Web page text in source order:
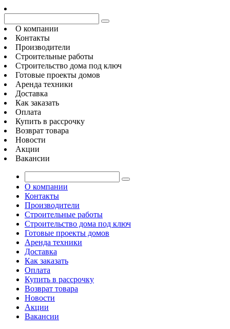
О компании
Контакты
Производители
Строительные работы
Строительство дома под ключ
Готовые проекты домов
Аренда техники
Доставка
Как заказать
Оплата
Купить в рассрочку
Возврат товара
Новости
Акции
Вакансии
О компании
Контакты
Производители
Строительные работы
Строительство дома под ключ
Готовые проекты домов
Аренда техники
Доставка
Как заказать
Оплата
Купить в рассрочку
Возврат товара
Новости
Акции
Вакансии